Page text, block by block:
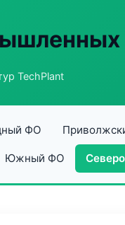
TechPlant
ФО
Южный ФО